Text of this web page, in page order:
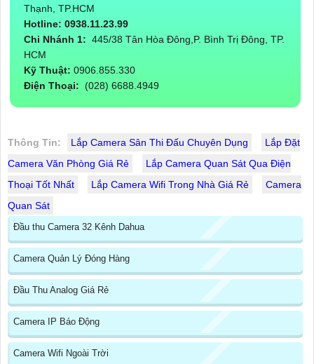
Thạnh, TP.HCM
Hotline: 0938.11.23.99
Chi Nhánh 1: 445/38 Tân Hòa Đông,P. Bình Trị Đông, TP.
HCM
Kỹ Thuật: 0906.855.330
Điện Thoại: (028) 6688.4949
Thông Tin: Lắp Camera Sân Thi Đấu Chuyên Dụng
Lắp Đặt
Camera Văn Phòng Giá Rẻ
Lắp Camera Quan Sát Qua Điện
Thoại Tốt Nhất
Lắp Camera Wifi Trong Nhà Giá Rẻ
Camera
Quan Sát
Đầu thu Camera 32 Kênh Dahua
Camera Quản Lý Đóng Hàng
Đầu Thu Analog Giá Rẻ
Camera IP Báo Động
Camera Wifi Ngoài Trời